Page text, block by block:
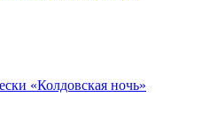
«Колдовская ночь»